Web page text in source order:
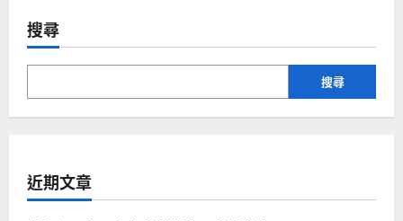
型
延
喷
有
搜尋
搜尋
近期文章